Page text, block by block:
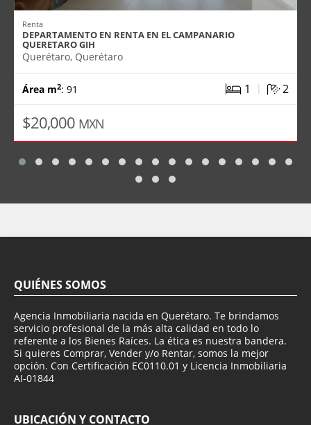
Renta
DEPARTAMENTO EN RENTA EN EL CAMPANARIO
QUERETARO GIH
Querétaro, Querétaro
Área m2: 91 1 | 2
$20,000 MXN
QUIÉNES SOMOS
Agencia Inmobiliaria nacida en Querétaro. Te brindamos
servicio profesional de la más alta calidad en todo lo
referente a los Bienes Raíces. La ética es nuestra bandera.
Si quieres Comprar, Vender y/o Rentar, somos la mejor
opción. Con Certificación EC0110.01 y Licencia Inmobiliaria
AI-01844
UBICACIÓN Y CONTACTO